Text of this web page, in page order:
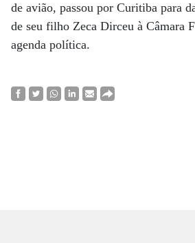
de avião, passou por Curitiba para
de seu filho Zeca Dirceu à Câmara
agenda política.